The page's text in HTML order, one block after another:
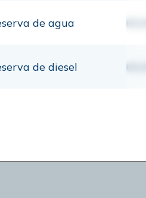
de agua
de diesel